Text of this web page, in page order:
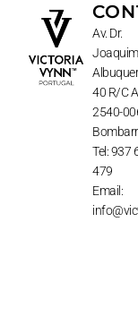
Av. Dr.
40 R/C A
2540-
Tel: 937
479
Email: